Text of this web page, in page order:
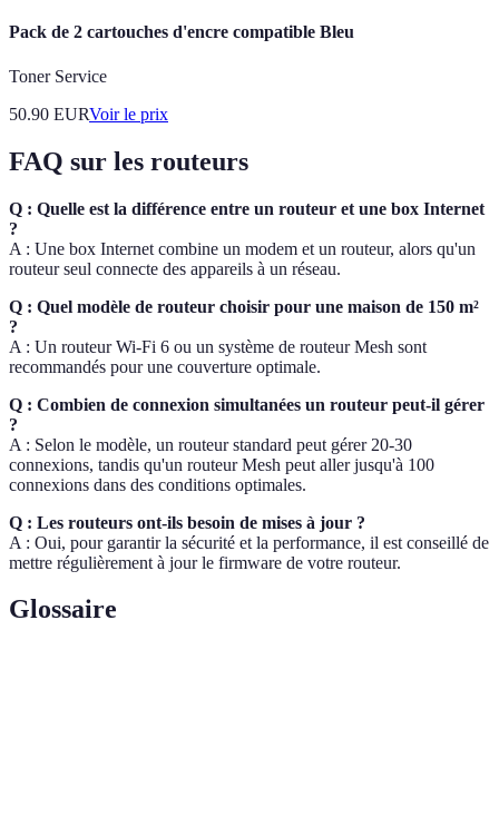
Pack de 2 cartouches d'encre compatible Bleu
Toner Service
50.90 EURVoir le prix
FAQ sur les routeurs
Q : Quelle est la différence entre un routeur et une box Internet
?
A : Une box Internet combine un modem et un routeur, alors qu'un
routeur seul connecte des appareils à un réseau.
Q : Quel modèle de routeur choisir pour une maison de 150 m²
?
A : Un routeur Wi-Fi 6 ou un système de routeur Mesh sont
recommandés pour une couverture optimale.
Q : Combien de connexion simultanées un routeur peut-il gérer
?
A : Selon le modèle, un routeur standard peut gérer 20-30
connexions, tandis qu'un routeur Mesh peut aller jusqu'à 100
connexions dans des conditions optimales.
Q : Les routeurs ont-ils besoin de mises à jour ?
A : Oui, pour garantir la sécurité et la performance, il est conseillé de
mettre régulièrement à jour le firmware de votre routeur.
Glossaire